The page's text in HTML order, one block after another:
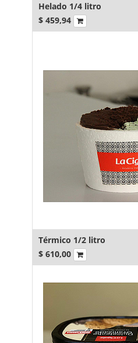
Helado 1/4 litro
$ 459,94
Térmico 1/2 litro
$ 610,00